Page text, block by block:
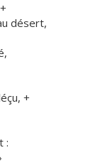
désert,
+
: